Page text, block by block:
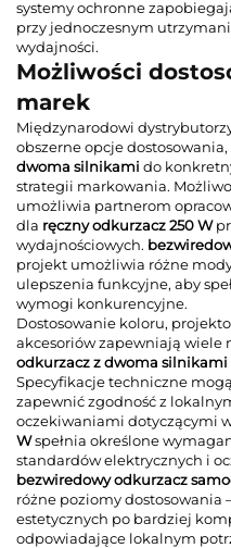
systemy ochronne
przy jednoczesnym
wydajności.
Możliwości
marek
Międzynarodowi
obszerne opcje
dwoma silnikami do
strategii markowania.
umożliwia partnerom
dla ręczny odkurzacz 250 W
wydajnościowych.
projekt umożliwia różne
ulepszenia funkcyjne, aby
wymogi konkurencyjne.
Dostosowanie koloru,
akcesoriów zapewniają wiele
odkurzacz z dwoma silnikami
Specyfikacje techniczne
zapewnić zgodność z
oczekiwaniami dotyczącymi
Wspełnia określone
standardów elektrycznych i
bezwiredowy odkurzacz
różne poziomy dostosowania
estetycznych po bardziej
odpowiadające lokalnym